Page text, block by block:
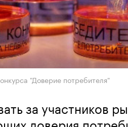
"Доверие потребителя"
за участников